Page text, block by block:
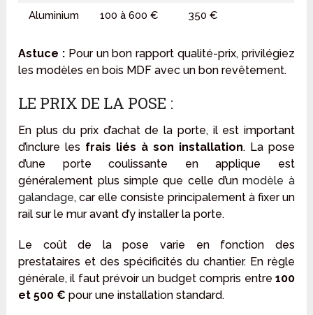
Aluminium 100 à 600 € 350 €
Astuce : Pour un bon rapport qualité-prix, privilégiez
les modèles en bois MDF avec un bon revêtement.
LE PRIX DE LA POSE :
En plus du prix d’achat de la porte, il est important
d’inclure les frais liés à son installation. La pose
d’une porte coulissante en applique est
généralement plus simple que celle d’unmodèle à
galandage, car elle consiste principalement à fixer un
rail sur le mur avant d’y installer la porte.
Le coût de la pose varie en fonction des
prestataires et des spécificités du chantier. En règle
générale, il faut prévoir un budget compris entre 100
et 500 € pour une installation standard.